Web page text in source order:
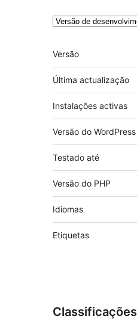
Metadados
Versão
Última actualização
Instalações activas
Versão do WordPress
Testado até
Versão do PHP
Idiomas
Etiquetas
Classificações